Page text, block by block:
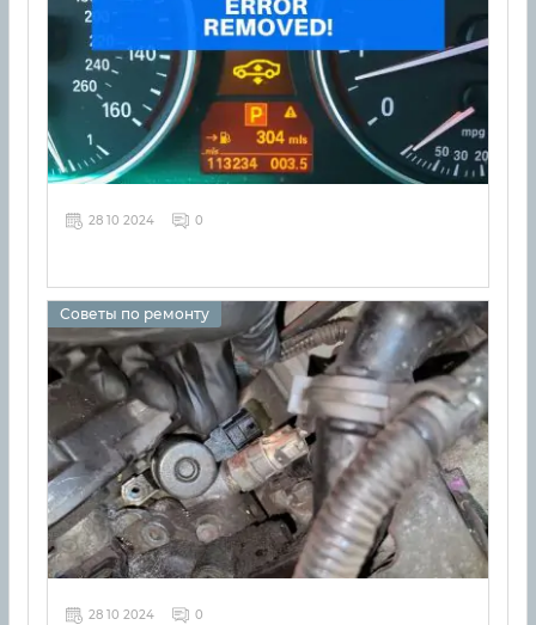
28 10 2024 0
Советы по ремонту
28 10 2024 0